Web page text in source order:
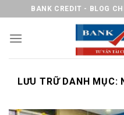
nội
BANK CREDIT - BLOG
LƯU TRỮ DANH MỤC: